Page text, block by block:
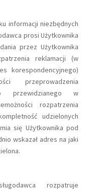
informacji niezbędnych
prosi Użytkownika
przez Użytkownika
reklamacji (w
korespondencyjnego)
przeprowadzenia
przewidzianego w
rozpatrzenia
udzielonych
się Użytkownika pod
wskazał adres na jaki
rozpatruje